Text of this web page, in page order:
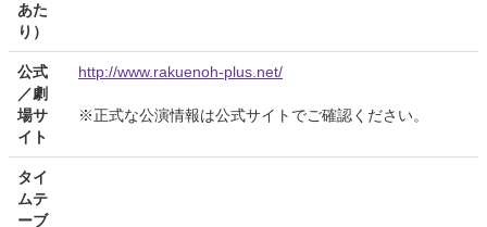
あた
り）
公式
／劇
場サ
イト
http://www.rakuenoh-plus.net/
※正式な公演情報は公式サイトでご確認ください。
タイ
ムテ
ーブ